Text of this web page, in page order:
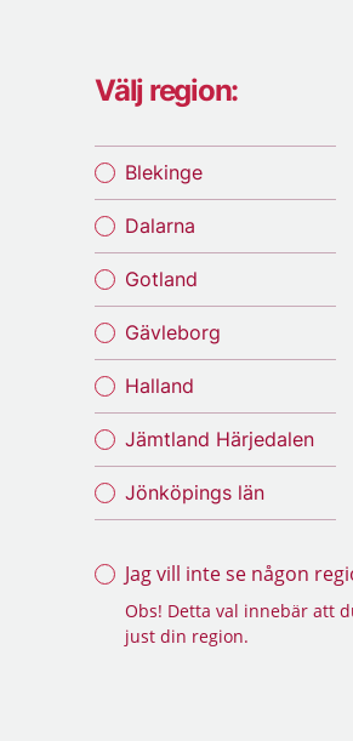
Välj region:
Blekinge
Dalarna
Gotland
Gävleborg
Halland
Jämtland Härjedalen
Jönköpings län
Jag vill inte se någon
Obs! Detta val innebär att
just din region.